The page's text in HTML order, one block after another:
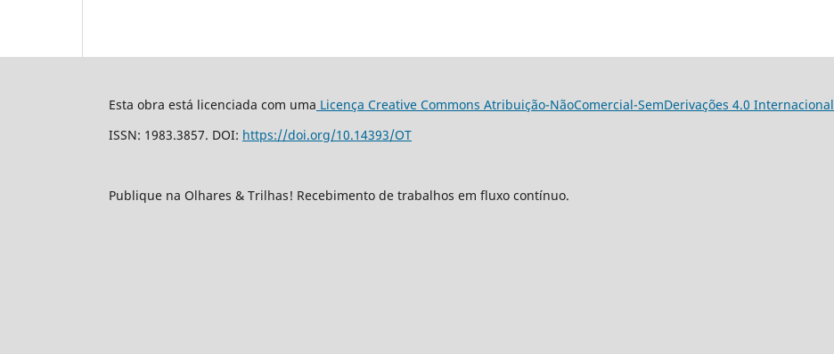
Esta obra está licenciada com uma Licença Creative Commons Atribuição-NãoComercial-SemDerivações 4.0 Internacional
ISSN: 1983.3857. DOI: https://doi.org/10.14393/OT
Publique na Olhares & Trilhas! Recebimento de trabalhos em fluxo contínuo.